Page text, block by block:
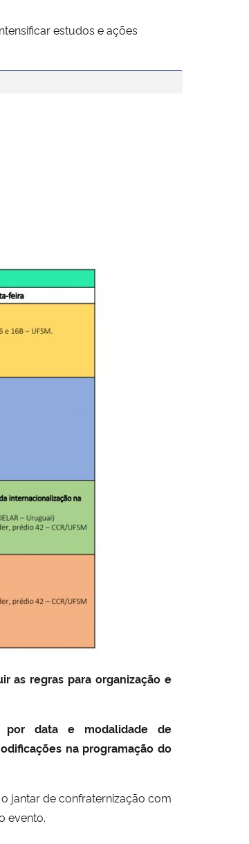
estudos e ações
as regras para organização e
por data e modalidade de
na programação do
jantar de confraternização com
evento.